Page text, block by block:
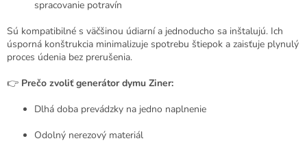
p
i
spracovanie potravín
Sú kompatibilné s väčšinou údiarní a jednoducho sa inštalujú. Ich
úsporná konštrukcia minimalizuje spotrebu štiepok a zaisťuje plynulý
proces údenia bez prerušenia.
👉 Prečo zvoliť generátor dymu Ziner:
Dlhá doba prevádzky na jedno naplnenie
Odolný nerezový materiál